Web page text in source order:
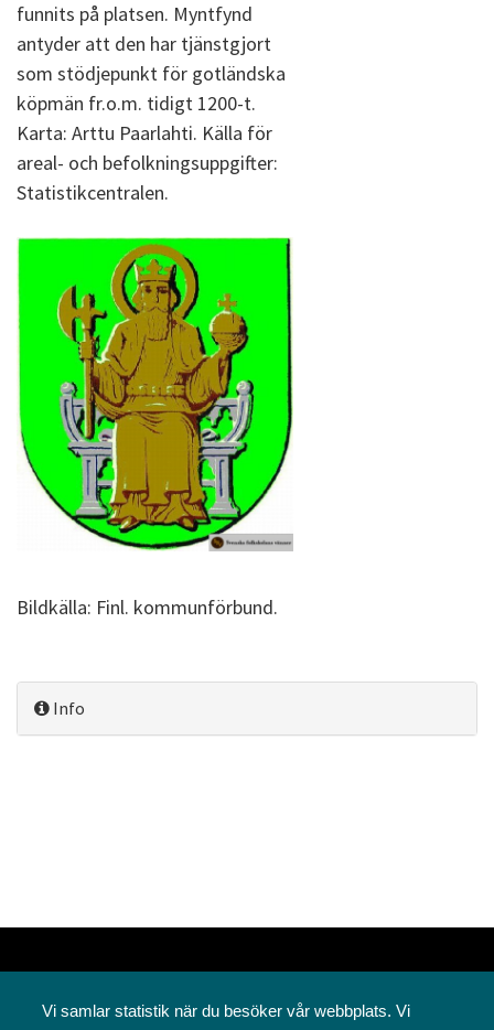
funnits på platsen. Myntfynd
antyder att den har tjänstgjort
som stödjepunkt för gotländska
köpmän fr.o.m. tidigt 1200-t.
Karta: Arttu Paarlahti. Källa för
areal- och befolkningsuppgifter:
Statistikcentralen.
Bildkälla: Finl. kommunförbund.
Info
Vi samlar statistik när du besöker vår webbplats. Vi